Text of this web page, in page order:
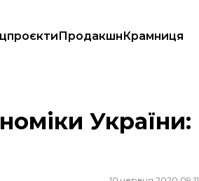
ПродакшнКрамниця
України: